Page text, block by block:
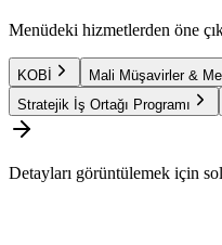
Menüdeki hizmetlerden öne
KOBİ
Mali Müşavirler &
Stratejik İş Ortağı Programı
Detayları görüntülemek için